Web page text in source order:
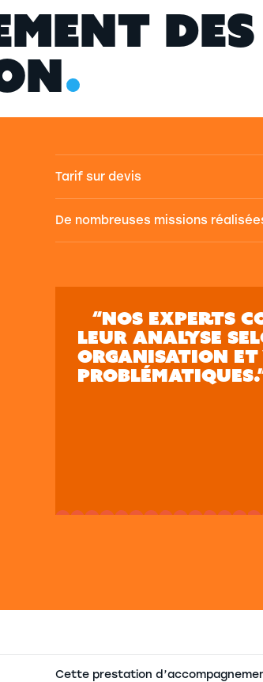
MENT DES
N
Tarif sur devis
De nombreuses missions
“NOS EXPERTS
LEUR ANALYSE
ORGANISATION ET
Cette prestation